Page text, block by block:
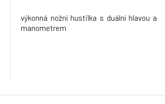
výkonná nožní hustilka s duální hlavou a
manometrem